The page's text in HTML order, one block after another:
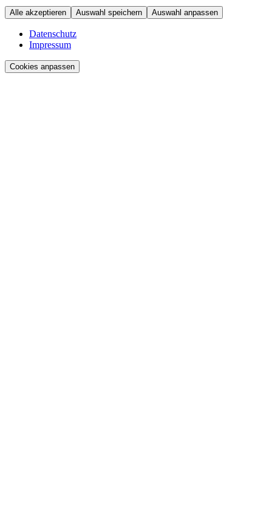
Alle akzeptieren Auswahl speichern Auswahl anpassen
Datenschutz
Impressum
Cookies anpassen